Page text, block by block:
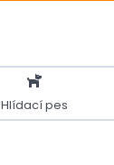
Hlídací pes